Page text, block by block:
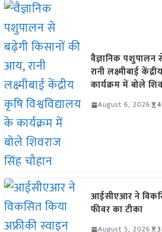
वैज्ञानिक पशुपालन
रानी लक्ष्मीबाई
कार्यक्रम में बोले
August 6, 2026
आईसीएआर ने
फीवर का टीका
August 5, 2026